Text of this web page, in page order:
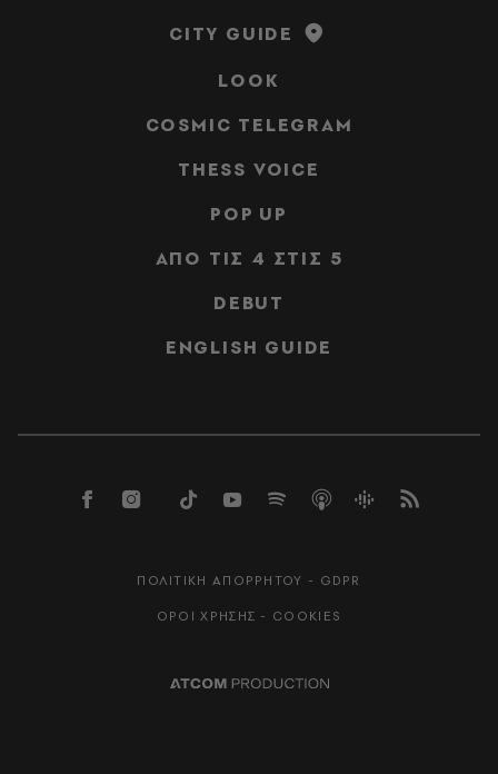
CITY GUIDE
LOOK
COSMIC TELEGRAM
THESS VOICE
POP UP
ΑΠΟ ΤΙΣ 4 ΣΤΙΣ 5
DEBUT
ENGLISH GUIDE
ΠΟΛΙΤΙΚΗ ΑΠΟΡΡΗΤΟΥ - GDPR
ΟΡΟΙ ΧΡΗΣΗΣ - COOKIES